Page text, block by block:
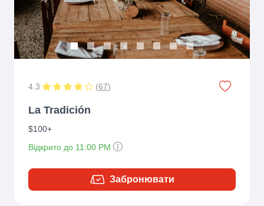
4.3 (67)
La Tradición
$100+
Відкрито до 11:00 PM
Забронювати